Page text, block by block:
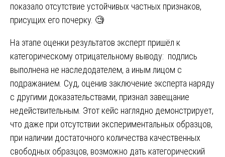
показало отсутствие устойчивых частных признаков,
присущих его почерку. 🧐
На этапе оценки результатов эксперт пришёл к
категорическому отрицательному выводу: подпись
выполнена не наследодателем, а иным лицом с
подражанием. Суд, оценив заключение эксперта наряду
с другими доказательствами, признал завещание
недействительным. Этот кейс наглядно демонстрирует,
что даже при отсутствии экспериментальных образцов,
при наличии достаточного количества качественных
свободных образцов, возможно дать категорический